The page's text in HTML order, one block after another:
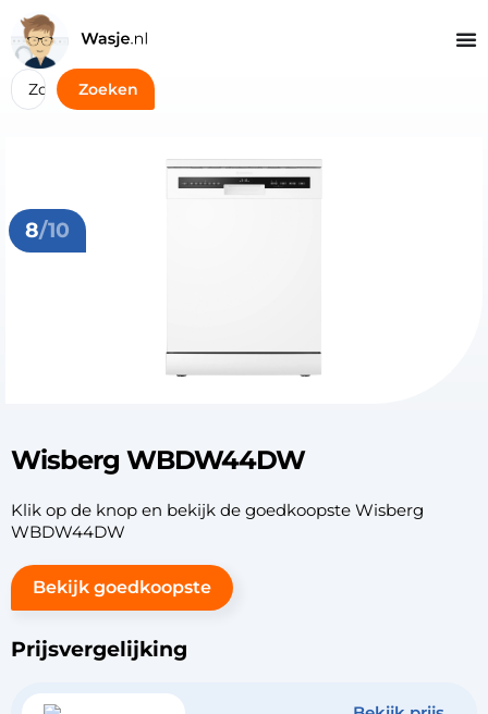
Zoeken
8/10
Wisberg WBDW44DW
Klik op de knop en bekijk de goedkoopste Wisberg
WBDW44DW
Bekijk goedkoopste
Prijsvergelijking